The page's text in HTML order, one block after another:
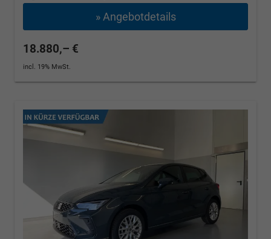
» Angebotdetails
18.880,– €
incl. 19% MwSt.